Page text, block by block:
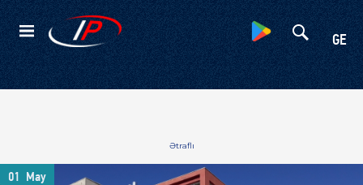
GE
Kateqoriyalar
Ətraflı
01
May